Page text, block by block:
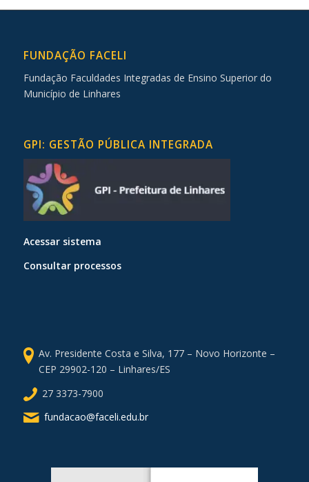
FUNDAÇÃO FACELI
Fundação Faculdades Integradas de Ensino Superior do
Município de Linhares
GPI: GESTÃO PÚBLICA INTEGRADA
Acessar sistema
Consultar processos
Av. Presidente Costa e Silva, 177 – Novo Horizonte –
CEP 29902-120 – Linhares/ES
27 3373-7900
fundacao@faceli.edu.br